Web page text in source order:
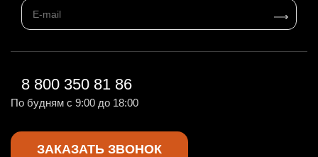
8 800 350 81 86
По будням с 9:00 до 18:00
ЗАКАЗАТЬ ЗВОНОК